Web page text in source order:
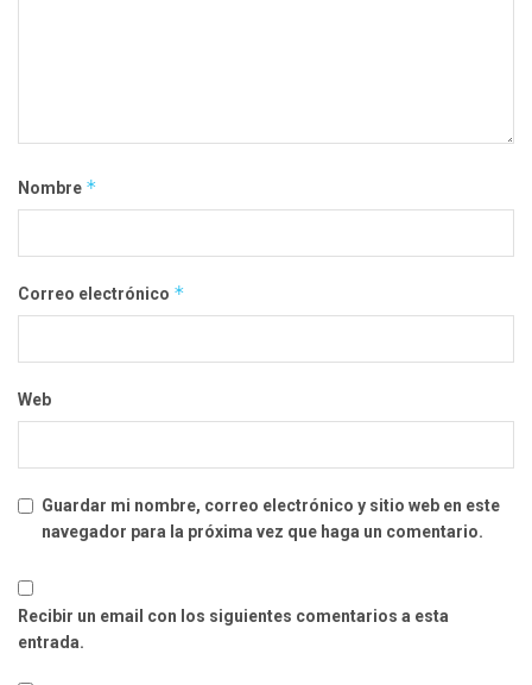
Nombre *
Correo electrónico *
Web
Guardar mi nombre, correo electrónico y sitio web en este
navegador para la próxima vez que haga un comentario.
Recibir un email con los siguientes comentarios a esta
entrada.